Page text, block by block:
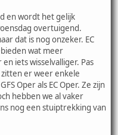
en wordt het gelijk
overtuigend.
dat is nog onzeker. EC
wat meer
iets wisselvalliger. Pas
er weer enkele
Oper als EC Oper. Ze zijn
hebben we al vaker
nog een stuiptrekking van